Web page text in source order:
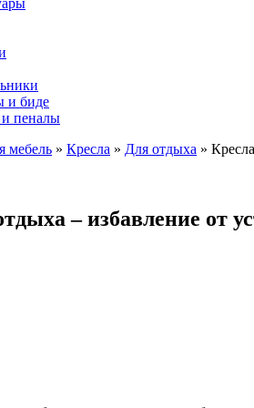
и биде
пеналы
мебель » Кресла » Для отдыха »
– избавление от